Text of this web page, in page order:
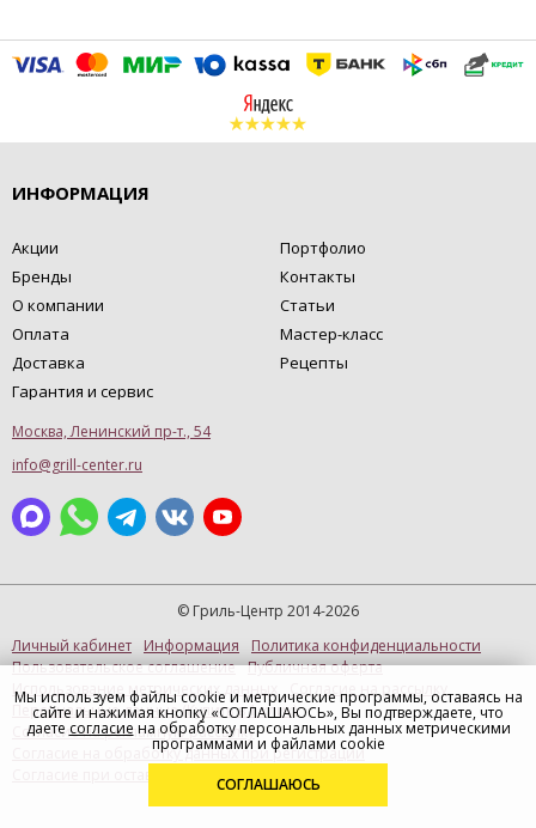
ИНФОРМАЦИЯ
Акции
Бренды
О компании
Оплата
Доставка
Гарантия и сервис
Портфолио
Контакты
Статьи
Мастер-класс
Рецепты
Москва, Ленинский пр-т., 54
info@grill-center.ru
© Гриль-Центр 2014-2026
Личный кабинет Информация
Политика конфиденциальности
Пользовательское соглашение Публичная оферта
Использование метрических данных
Персональные данные (Купить в 1 клик)
Согласие на рекламную рассылку
Согласие на обработку данных при регистрации
Согласие при оставлении отзыва
Мы используем файлы cookie и метрические программы, оставаясь на
сайте и нажимая кнопку «СОГЛАШАЮСЬ», Вы подтверждаете, что
даете согласие на обработку персональных данных метрическими
программами и файлами cookie
СОГЛАШАЮСЬ